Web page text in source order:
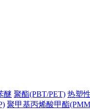
醚 聚酯(PBT/PET) 热塑
聚甲基丙烯酸甲酯